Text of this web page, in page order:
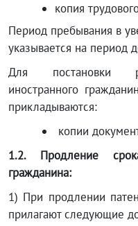
копия
Период пребывания в
указывается на период
Для постановки
иностранного
прикладываются:
копии
1.2. Продление
гражданина:
1) При продлении
прилагают следующие